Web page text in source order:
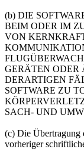
(b) DIE
BEIM ODER IM
VON
GERÄTEN ODER
DERARTIGEN
SOFTWARE ZU
SACH- UND
(c) Die Übertragung
vorheriger